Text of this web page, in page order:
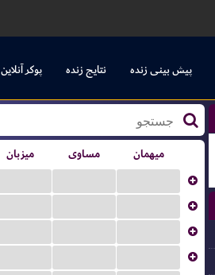
پیش بینی زنده نتایج زنده پوکر آنلاین
میزبان مساوی میهمان